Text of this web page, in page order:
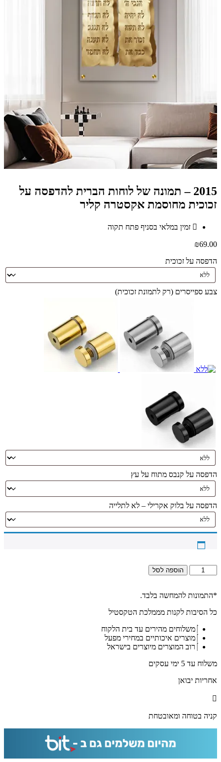
2015 – תמונה של לוחות הברית להדפסה על
זכוכית מחוסמת אקסטרה קליר
זמין במלאי בסניף פתח תקוה
₪69.00
הדפסה על זכוכית
צבע ספייסרים (רק לתמונת זכוכית)
הדפסה על קנבס מתוח על עץ
הדפסה על בלוק אקרילי – לא לתלייה
כמות
של
-
של
הברית
להדפסה
מחוסמת
קליר
הוספה לסל
*התמונות להמחשה בלבד.
כל הסיבות לקנות מממלכת הטקסטיל
משלוחים מהירים עד בית הלקוח
מוצרים איכותיים במחירי מפעל
רוב המוצרים מיוצרים בישראל
משלוח עד 5 ימי עסקים
אחריות יבואן
קניה בטוחה ומאובטחת